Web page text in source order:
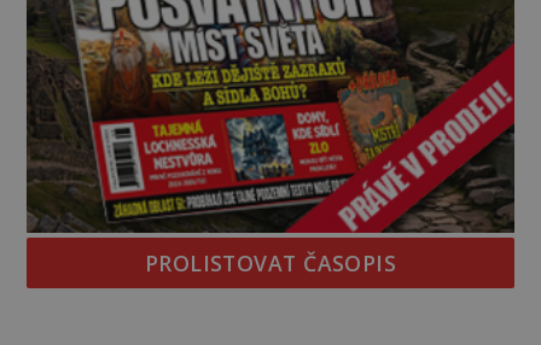
PROLISTOVAT ČASOPIS